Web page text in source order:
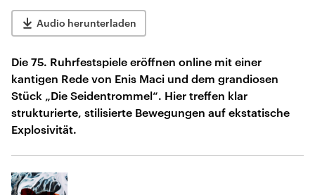
Audio herunterladen
Die 75. Ruhrfestspiele eröffnen online mit einer
kantigen Rede von Enis Maci und dem grandiosen
Stück „Die Seidentrommel“. Hier treffen klar
strukturierte, stilisierte Bewegungen auf ekstatische
Explosivität.